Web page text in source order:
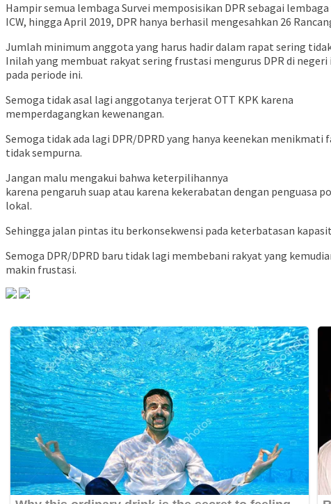
Hampir semua lembaga Survei memposisikan DPR sebagai
ICW, hingga April 2019, DPR hanya berhasil mengesahkan 26
Jumlah minimum anggota yang harus hadir dalam rapat sering
Inilah yang membuat rakyat sering frustasi mengurus DPR di
pada periode ini.
Semoga tidak asal lagi anggotanya terjerat OTT KPK karena
memperdagangkan kewenangan.
Semoga tidak ada lagi DPR/DPRD yang hanya keenekan
tidak sempurna.
Jangan malu mengakui bahwa keterpilihannya
karena pengaruh suap atau karena kekerabatan dengan penguasa
lokal.
Sehingga jalan pintas itu berkonsekwensi pada keterbatasan
Semoga DPR/DPRD baru tidak lagi membebani rakyat yang
makin frustasi.